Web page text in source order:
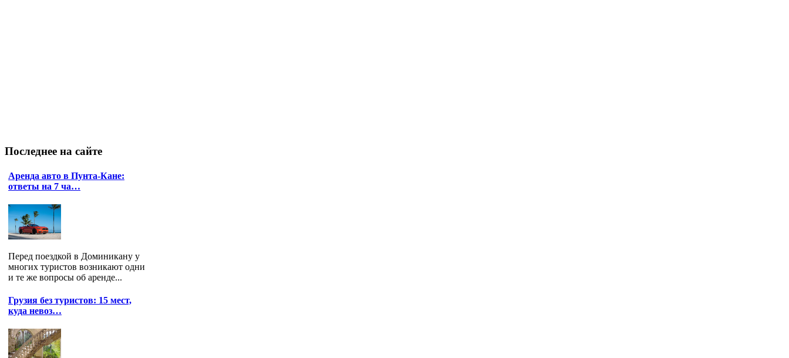
Последнее на сайте
Аренда авто в Пунта-Кане:
ответы на 7 ча…
Перед поездкой в Доминикану у
многих туристов возникают одни
и те же вопросы об аренде...
Грузия без туристов: 15 мест,
куда невоз…